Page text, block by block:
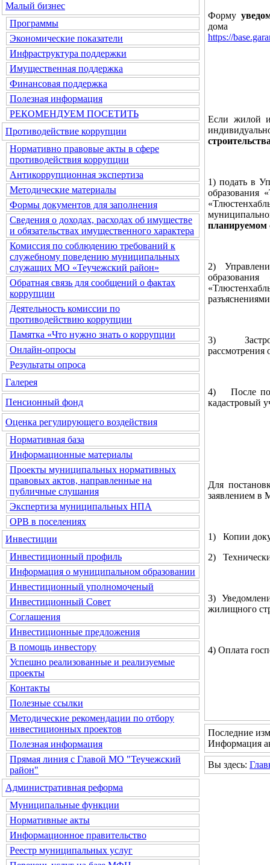
Малый бизнес
Программы
Экономические показатели
Инфраструктура поддержки
Имущественная поддержка
Финансовая поддержка
Полезная информация
РЕКОМЕНДУЕМ ПОСЕТИТЬ
Противодействие коррупции
Нормативно правовые акты в сфере
противодействия коррупции
Антикоррупционная экспертиза
Методические материалы
Формы документов для заполнения
Сведения о доходах, расходах об имуществе
и обязательствах имущественного характера
Комиссия по соблюдению требований к
служебному поведению муниципальных
служащих МО «Теучежский район»
Обратная связь для сообщений о фактах
коррупции
Деятельность комиссии по
противодействию коррупции
Памятка «Что нужно знать о коррупции
Онлайн-опросы
Результаты опроса
Галерея
Пенсионный фонд
Оценка регулирующего воздействия
Нормативная база
Информационные материалы
Проекты муниципальных нормативных
правовых актов, направленные на
публичные слушания
Экспертиза муниципальных НПА
ОРВ в поселениях
Инвестиции
Инвестиционный профиль
Информация о муниципальном образовании
Инвестиционный уполномоченый
Инвестиционный Совет
Соглашения
Инвестиционные предложения
В помощь инвестору
Успешно реализованные и реализуемые
проекты
Контакты
Полезные ссылки
Методические рекомендации по отбору
инвестиционных проектов
Полезная информация
Прямая линия с Главой МО "Теучежский
район"
Административная реформа
Муниципальные функции
Нормативные акты
Информационное правительство
Реестр муниципальных услуг
Форму
https://
Если жилой
1) подать в
образования
планируемом
2)
3)
рассмотрения
4) После
кадастровый
Для
заявлением в
1) Копии
2)
3)
жилищного
4) Оплата
Последние
Информация
Вы здесь: